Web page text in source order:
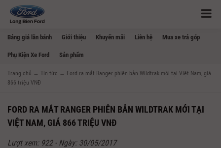
Bảng giá lăn bánh Giới thiệu Khuyến mãi Liên hệ Mua xe trả góp
Phụ Kiện Xe Ford Sản phẩm
Trang chủ → Tin tức → Ford ra mắt Ranger phiên bản Wildtrak mới tại Việt Nam, giá
866 triệu VNĐ
FORD RA MẮT RANGER PHIÊN BẢN WILDTRAK MỚI TẠI
VIỆT NAM, GIÁ 866 TRIỆU VNĐ
Lượt xem: 922 - Ngày: 30/05/2017